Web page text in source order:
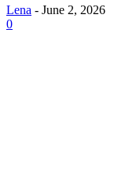
Lena - June 2, 2026
0